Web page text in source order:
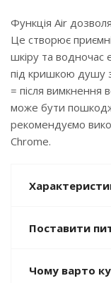
Функція Air
Це створює
шкіру та водночас
під кришкою душу
= після
може бути
рекомендуємо
Chrome.
Поставити
Чому варто